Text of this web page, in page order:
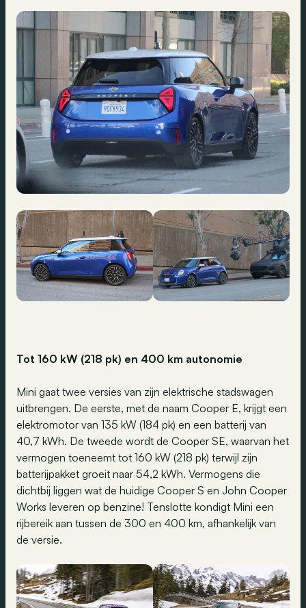
Tot 160 kW (218 pk) en 400 km autonomie
Mini gaat twee versies van zijn elektrische stadswagen
uitbrengen. De eerste, met de naam Cooper E, krijgt een
elektromotor van 135 kW (184 pk) en een batterij van
40,7 kWh. De tweede wordt de Cooper SE, waarvan het
vermogen toeneemt tot 160 kW (218 pk) terwijl zijn
batterijpakket groeit naar 54,2 kWh. Vermogens die
dichtbij liggen wat de huidige Cooper S en John Cooper
Works leveren op benzine! Tenslotte kondigt Mini een
rijbereik aan tussen de 300 en 400 km, afhankelijk van
de versie.